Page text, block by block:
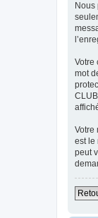
Nous
Votre
mot
Votre
est le
peut